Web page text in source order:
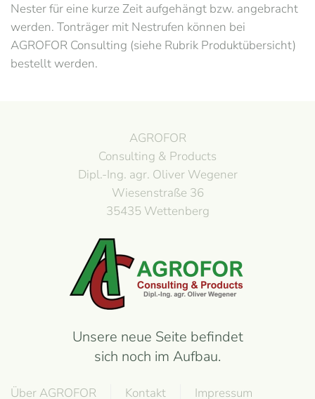
Nester für eine kurze Zeit aufgehängt bzw. angebracht
werden. Tonträger mit Nestrufen können bei
AGROFOR Consulting (siehe Rubrik Produktübersicht)
bestellt werden.
AGROFOR
Consulting & Products
Dipl.-Ing. agr. Oliver Wegener
Wiesenstraße 36
35435 Wettenberg
Unsere neue Seite befindet
sich noch im Aufbau.
Über AGROFOR Kontakt Impressum